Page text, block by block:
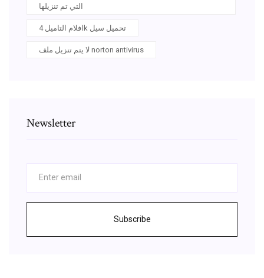
التي تم تنزيلها
افلام التاميل 4k تحميل سيل
لا يتم تنزيل ملف norton antivirus
Newsletter
Subscribe